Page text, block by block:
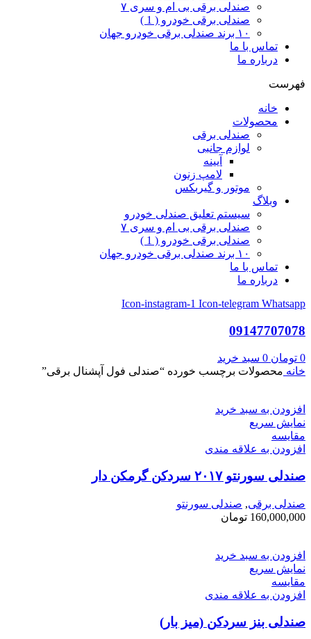
صندلی برقی بی ام و سری ۷
صندلی برقی خودرو ( 1 )
۱۰ برند صندلی برقی خودرو جهان
تماس با ما
درباره ما
فهرست
خانه
محصولات
صندلی برقی
لوازم جانبی
آیینه
لامپ زنون
موتور و گیربکس
وبلاگ
سیستم تعلیق صندلی خودرو
صندلی برقی بی ام و سری ۷
صندلی برقی خودرو ( 1 )
۱۰ برند صندلی برقی خودرو جهان
تماس با ما
درباره ما
Icon-instagram-1 Icon-telegram Whatsapp
09147707078
0 تومان 0 سبد خرید
خانه محصولات برچسب خورده “صندلی فول آپشنال برقی”
افزودن به سبد خرید
نمایش سریع
مقايسه
افزودن به علاقه مندی
صندلی سورنتو ۲۰۱۷ سردکن گرمکن دار
صندلی برقی, صندلی سورنتو
160,000,000 تومان
افزودن به سبد خرید
نمایش سریع
مقايسه
افزودن به علاقه مندی
صندلی بنز سردکن (میز بار)